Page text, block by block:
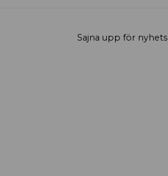
Sajna upp för